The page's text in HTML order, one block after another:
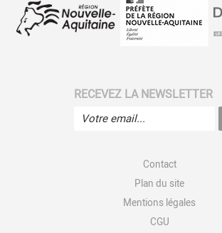
RECEVEZ LA NEWSLETTER
Contact
Plan du site
Mentions légales
CGU